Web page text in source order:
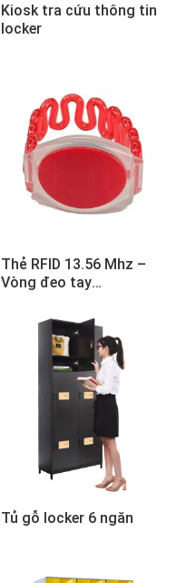
Kiosk tra cứu thông tin
locker
Thẻ RFID 13.56 Mhz –
Vòng đeo tay
Tủ gỗ locker 6 ngăn